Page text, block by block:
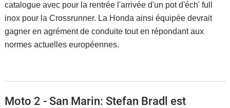
catalogue avec pour la rentrée l'arrivée d'un pot d'éch' full
inox pour la Crossrunner. La Honda ainsi équipée devrait
gagner en agrément de conduite tout en répondant aux
normes actuelles européennes.
Moto 2 - San Marin: Stefan Bradl est